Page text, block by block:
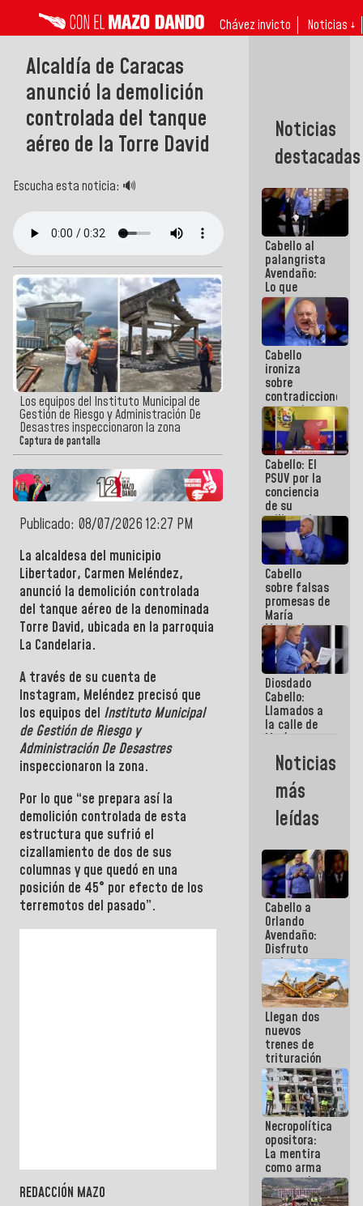
Chávez invicto Noticias ↓
Alcaldía de Caracas
anunció la demolición
controlada del tanque
aéreo de la Torre David
Escucha esta noticia: 🔊
Los equipos del Instituto Municipal de
Gestión de Riesgo y Administración De
Desastres inspeccionaron la zona
Captura de pantalla
Publicado: 08/07/2026 12:27 PM
La alcaldesa del municipio
Libertador, Carmen Meléndez,
anunció la demolición controlada
del tanque aéreo de la denominada
Torre David, ubicada en la parroquia
La Candelaria.
A través de su cuenta de
Instagram, Meléndez precisó que
los equipos del Instituto Municipal
de Gestión de Riesgo y
Administración De Desastres
inspeccionaron la zona.
Por lo que “se prepara así la
demolición controlada de esta
estructura que sufrió el
cizallamiento de dos de sus
columnas y que quedó en una
posición de 45° por efecto de los
terremotos del pasado”.
REDACCIÓN MAZO
Noticias
destacadas
Cabello al
palangrista
Avendaño:
Lo que
vayas a
escribir
hazlo hoy
por que no
sabemos si
la semana
que viene
hay
programa
Cabello
ironiza
sobre
contradicciones
y mentiras
de María
Machado:
¡Créanle!
Cabello: El
PSUV por la
conciencia
de su
militancia
es la
organización
política más
sólida de
Venezuela
Cabello
sobre falsas
promesas de
María
Machado:
¿Quién le
puede creer?
¿Y la gente
que ella iba
a salvar en
La Guaira?
Diosdado
Cabello:
Llamados a
la calle de
María
Machado se
estrellaron
de frente
contra el
Pueblo
Noticias
más
leídas
Cabello a
Orlando
Avendaño:
Disfruto
cada vez
que escribes
porque lo
que haces
es
embarrarla
Llegan dos
nuevos
trenes de
trituración
para
optimizar
manejo de
escombros
en La Guaira
Necropolítica
opositora:
La mentira
como arma
contra el
Pueblo